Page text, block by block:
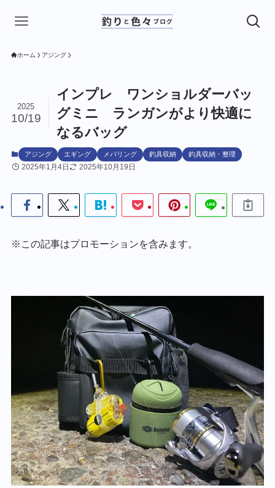
ホーム アジング
インプレ ワンショルダーバッ
グミニ ランガンがより快適に
なるバッグ
2025
10/19
アジング エギング メバリング 釣具収納 釣具収納・整理
2025年1月4日 2025年10月19日
※この記事はプロモーションを含みます。